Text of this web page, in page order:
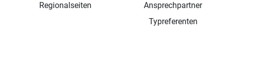
Regionalseiten
Ansprechpartner
Typreferenten